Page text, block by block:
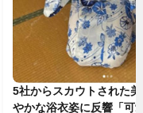
5社からスカウトされた
やかな浴衣姿に反響「可